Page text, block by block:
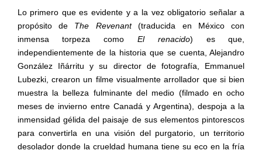
Lo primero que es evidente y a la vez obligatorio señalar a
propósito de The Revenant(traducida en México con
inmensa torpeza como El renacido)
es que,
independientemente de la historia que se cuenta, Alejandro
González Iñárritu y su director de fotografía, Emmanuel
Lubezki, crearon un filme visualmente arrollador que si bien
muestra la belleza fulminante del medio (filmado en ocho
meses de invierno entre Canadá y Argentina), despoja a la
inmensidad gélida del paisaje de sus elementos pintorescos
para convertirla en una visión del purgatorio, un territorio
desolador donde la crueldad humana tiene su eco en la fría